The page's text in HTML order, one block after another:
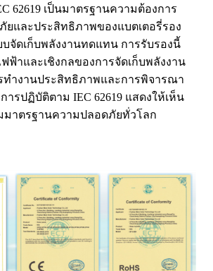
62619 เป็นมาตรฐานความต้องการ
ยและประสิทธิภาพของแบตเตอรี่รอง
จัดเก็บพลังงานทดแทน การรับรองนี้
ฟ้าและเชิงกลของการจัดเก็บพลังงาน
ทำงานประสิทธิภาพและการพิจารณา
ารปฏิบัติตาม IEC 62619 แสดงให้เห็น
มาตรฐานความปลอดภัยทั่วโลก